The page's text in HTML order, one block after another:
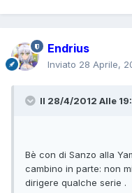
Endrius
Inviato 28 Aprile,
Il 28/4/2012 Alle
Bè con di Sanzo alla
cambino in parte: non
dirigere qualche serie .